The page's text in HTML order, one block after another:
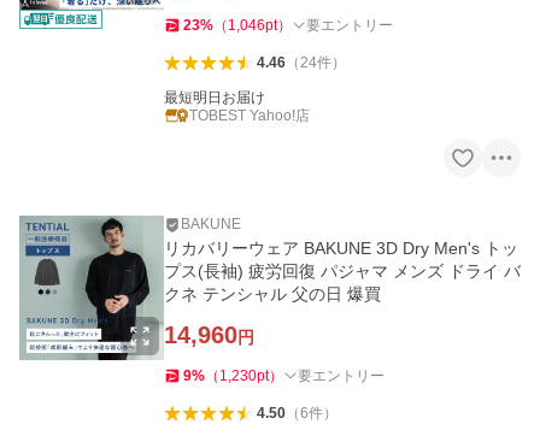
23% （ 1,046pt） 要エントリー
4.46（24件）
最短明日お届け
TOBEST Yahoo!店
BAKUNE
リカバリーウェア BAKUNE 3D Dry Men's トッ
プス(長袖) 疲労回復 パジャマ メンズ ドライ バ
クネ テンシャル 父の日 爆買
14,960円
9% （ 1,230pt） 要エントリー
4.50（6件）